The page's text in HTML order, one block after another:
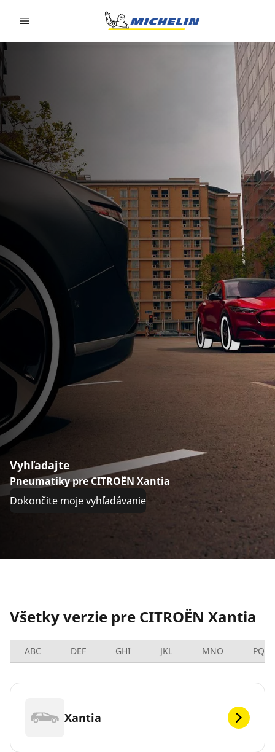
Vyhľadajte
Pneumatiky pre CITROËN Xantia
Dokončite moje vyhľadávanie
Všetky verzie pre CITROËN Xantia
ABC DEF GHI JKL MNO PQRS
Xantia